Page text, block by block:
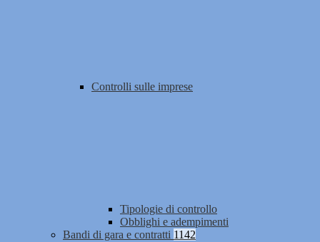
Controlli sulle imprese
Tipologie di controllo
Obblighi e adempimenti
Bandi di gara e contratti 1142